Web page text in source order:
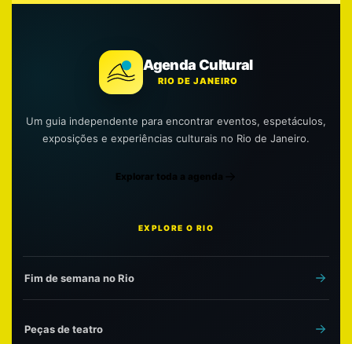
Agenda Cultural
RIO DE JANEIRO
Um guia independente para encontrar eventos, espetáculos,
exposições e experiências culturais no Rio de Janeiro.
Explorar toda a agenda
EXPLORE O RIO
Fim de semana no Rio
Peças de teatro